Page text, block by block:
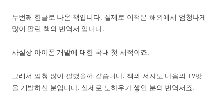
두번째 한글로 나온 책입니다. 실제로 이책은 해외에서 엄청나게
많이 팔린 책의 번역서 입니다.
사실상 아이폰 개발에 대한 국내 첫 서적이죠.
그래서 엄청 많이 팔렸을꺼 같습니다. 책의 저자도 다음의 TV팟
을 개발하신 분입니다. 실제로 노하우가 쌓인 분의 번역서죠.